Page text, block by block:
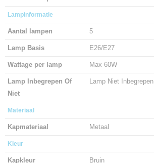
Lampinformatie
Aantal lampen 5
Lamp Basis E26/E27
Wattage per lamp Max 60W
Lamp Inbegrepen Of
Niet
Lamp Niet Inbegrepen
Materiaal
Kapmateriaal Metaal
Kleur
Kapkleur Bruin